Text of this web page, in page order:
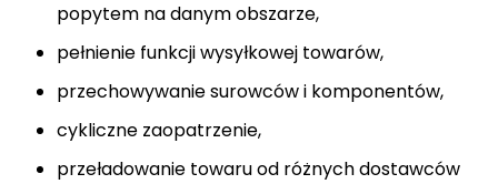
popytem na danym obszarze,
pełnienie funkcji wysyłkowej towarów,
przechowywanie surowców i komponentów,
cykliczne zaopatrzenie,
przeładowanie towaru od różnych dostawców